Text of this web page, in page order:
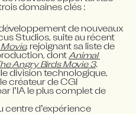
domaines clés :
de nouveaux
Studios, suite au récent
Movie, rejoignant sa liste de
dont Animal
Angry Birds Movie 3.
division technologique,
créateur de CGI
l’IA le plus complet de
centre d’expérience